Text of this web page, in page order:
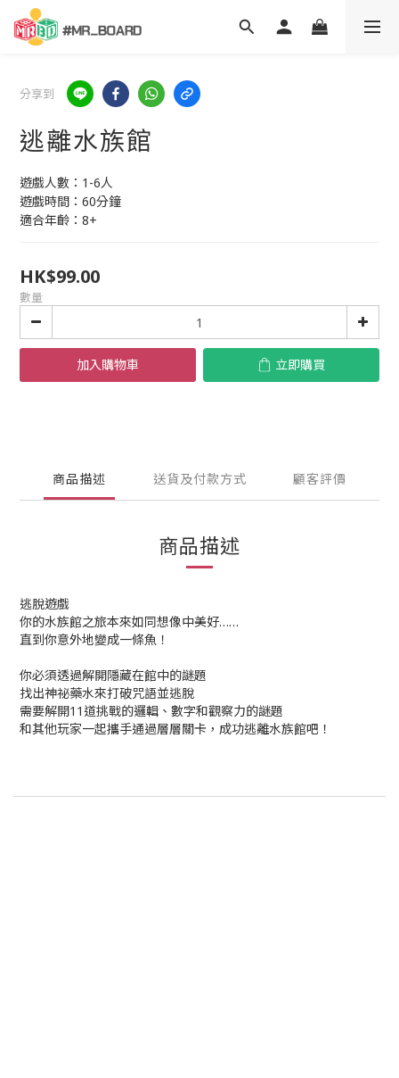
分享到
逃離水族館
遊戲人數：1-6人
遊戲時間：60分鐘
適合年齡：8+
HK$99.00
數量
加入購物車 立即購買
商品描述 送貨及付款方式 顧客評價
商品描述
逃脫遊戲
你的水族館之旅本來如同想像中美好……
直到你意外地變成一條魚！
你必須透過解開隱藏在館中的謎題
找出神祕藥水來打破咒語並逃脫
需要解開11道挑戰的邏輯、數字和觀察力的謎題
和其他玩家一起攜手通過層層關卡，成功逃離水族館吧！